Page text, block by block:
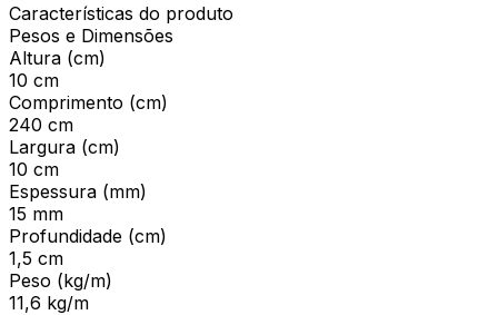
Características do produto
Pesos e Dimensões
Altura (cm)
10 cm
Comprimento (cm)
240 cm
Largura (cm)
10 cm
Espessura (mm)
15 mm
Profundidade (cm)
1,5 cm
Peso (kg/m)
11,6 kg/m